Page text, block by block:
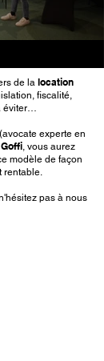
de la location
fiscalité,
éviter…
experte en
, vous aurez
modèle de façon
rentable.
pas à nous